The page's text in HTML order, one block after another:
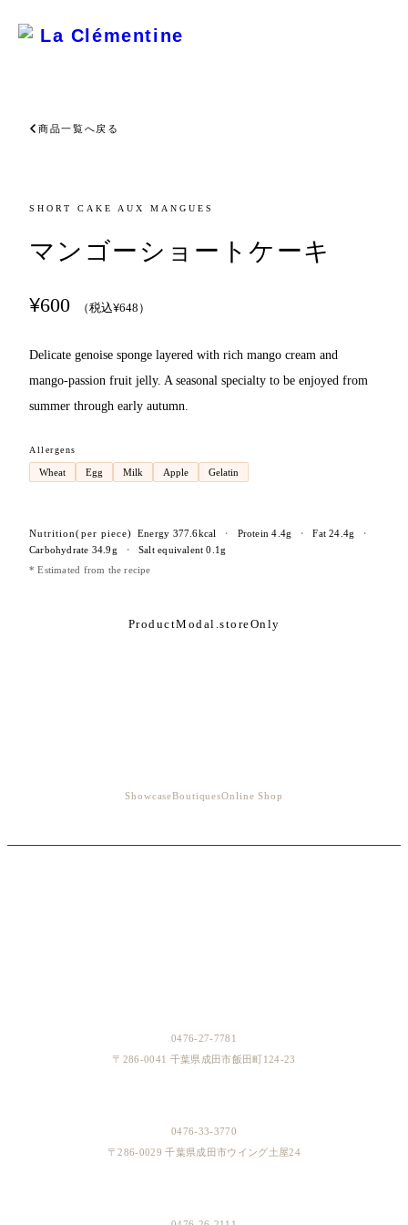
La Clémentine
商品一覧へ戻る
SHORT CAKE AUX MANGUES
マンゴーショートケーキ
¥600 （税込¥648 ）
Delicate genoise sponge layered with rich mango cream and
mango-passion fruit jelly. A seasonal specialty to be enjoyed from
summer through early autumn.
Allergens
Wheat Egg Milk Apple Gelatin
Nutrition(per piece) Energy 377.6kcal ・ Protein 4.4g ・ Fat 24.4g
・
Carbohydrate 34.9g ・ Salt equivalent 0.1g
* Estimated from the recipe
ProductModal.storeOnly
ShowcaseBoutiquesOnline Shop
0476-27-7781
〒286-0041 千葉県成田市飯田町124-23
0476-33-3770
〒286-0029 千葉県成田市ウイング土屋24